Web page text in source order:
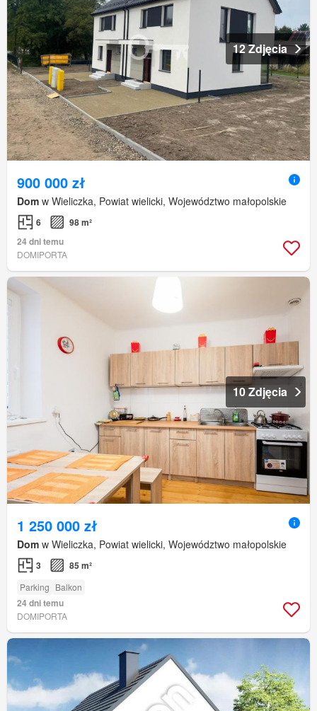
12 Zdjęcia
900 000 zł
Dom w Wieliczka, Powiat wielicki, Województwo małopolskie
6
98 m²
24 dni temu
DOMIPORTA
10 Zdjęcia
1 250 000 zł
Dom w Wieliczka, Powiat wielicki, Województwo małopolskie
3 85 m²
Parking Balkon
24 dni temu
DOMIPORTA